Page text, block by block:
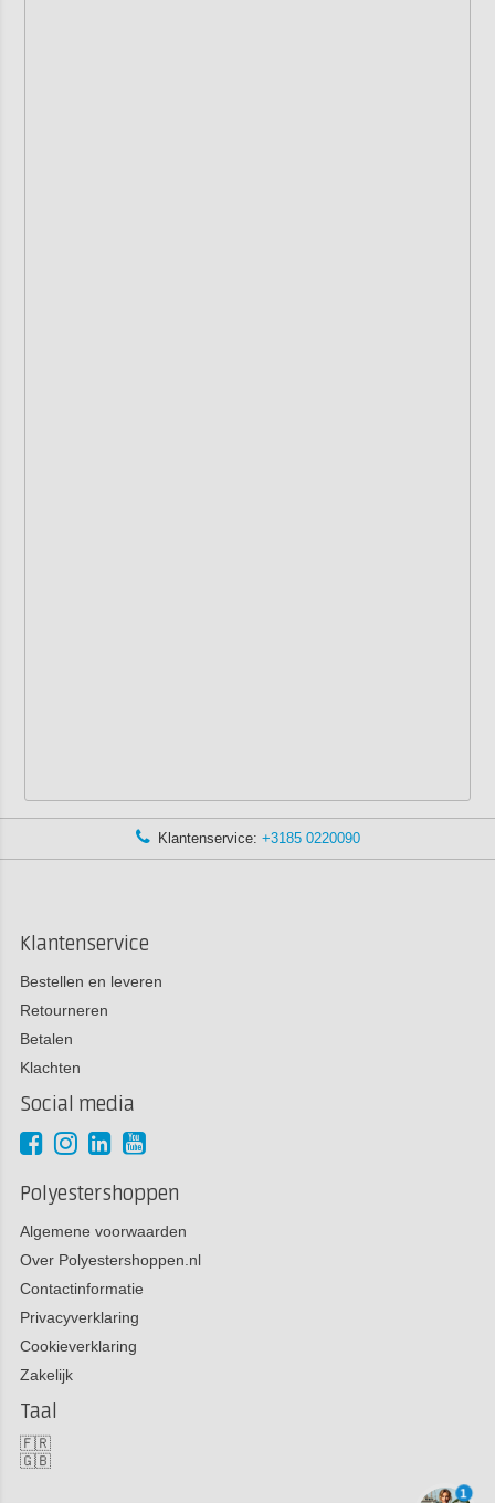
Klantenservice: +3185 0220090
Klantenservice
Bestellen en leveren
Retourneren
Betalen
Klachten
Social media
Polyestershoppen
Algemene voorwaarden
Over Polyestershoppen.nl
Contactinformatie
Privacyverklaring
Cookieverklaring
Zakelijk
Taal
🇫🇷
🇬🇧
1